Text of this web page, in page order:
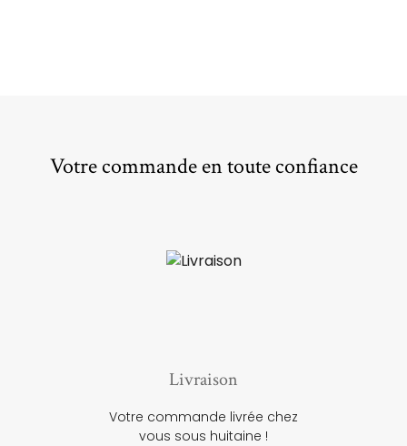
Votre commande en toute confiance
Livraison
Votre commande livrée chez
vous sous huitaine !